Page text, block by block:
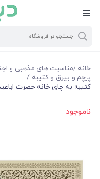
خانه /مناسبت های مذهبی و
پرچم و بیرق و کتیبه /
کتیبه به چای خانه حضرت
ناموجود